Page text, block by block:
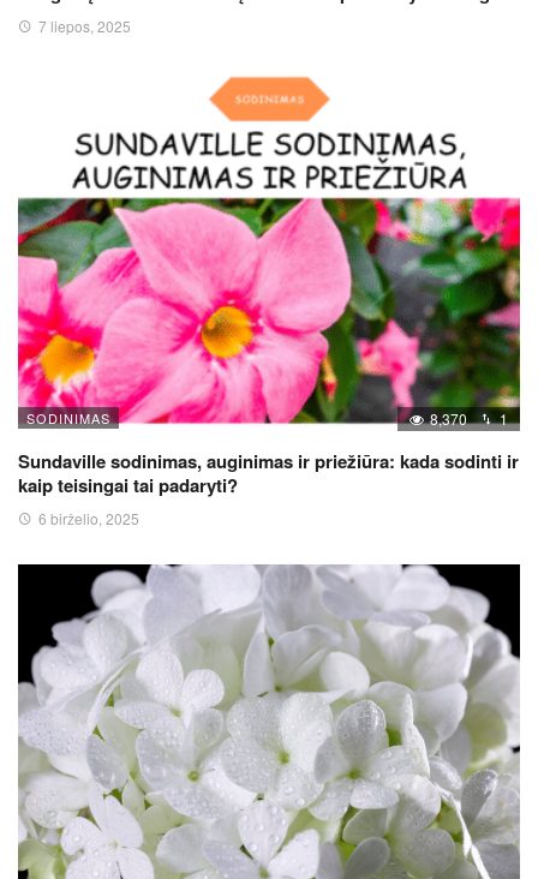
7 liepos, 2025
SODINIMAS 8,370 1
Sundaville sodinimas, auginimas ir priežiūra: kada sodinti ir
kaip teisingai tai padaryti?
6 birželio, 2025